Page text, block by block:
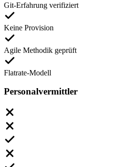
Git-Erfahrung verifiziert
Keine Provision
Agile Methodik geprüft
Flatrate-Modell
Personalvermittler